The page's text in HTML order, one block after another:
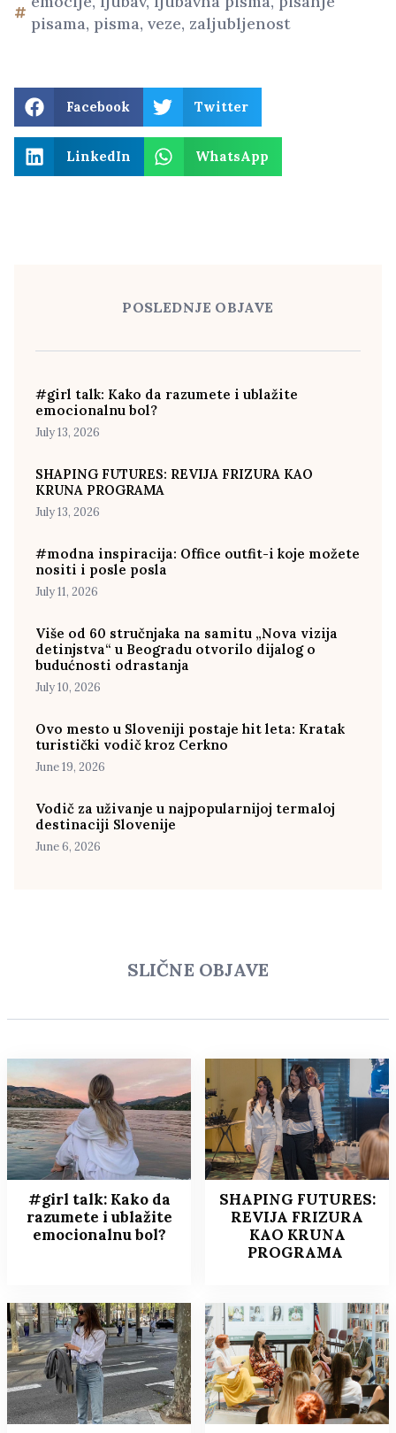
pisama, pisma, veze, zaljubljenost
Facebook Twitter
LinkedIn WhatsApp
POSLEDNJE OBJAVE
#girl talk: Kako da razumete i ublažite
emocionalnu bol?
July 13, 2026
SHAPING FUTURES: REVIJA FRIZURA KAO
KRUNA PROGRAMA
July 13, 2026
#modna inspiracija: Office outfit-i koje možete
nositi i posle posla
July 11, 2026
Više od 60 stručnjaka na samitu „Nova vizija
detinjstva“ u Beogradu otvorilo dijalog o
budućnosti odrastanja
July 10, 2026
Ovo mesto u Sloveniji postaje hit leta: Kratak
turistički vodič kroz Cerkno
June 19, 2026
Vodič za uživanje u najpopularnijoj termaloj
destinaciji Slovenije
June 6, 2026
SLIČNE OBJAVE
#girl talk: Kako da
razumete i ublažite
emocionalnu bol?
SHAPING FUTURES:
REVIJA FRIZURA
KAO KRUNA
PROGRAMA